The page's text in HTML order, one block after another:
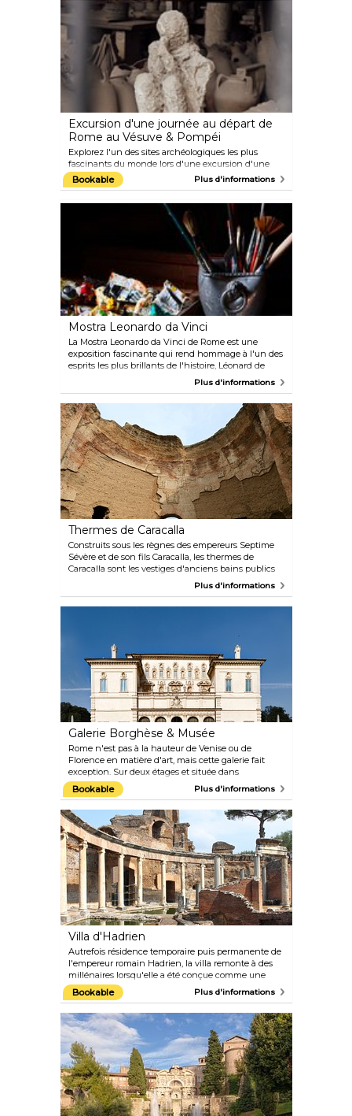
plus célèbres de la ville éternelle, notamment le
Colisée, la sculpture de la bouche de la vérité, le
cirque Maximus, le mont Palatin, la place Saint-
Pierre et la magnifique fontaine de Trevi. Un arrêt
rapide pour une glace et un café est également
inclus.
Excursion d'une journée au départ de
Rome au Vésuve & Pompéi
Explorez l'un des sites archéologiques les plus
fascinants du monde lors d'une excursion d'une
journée à Pompéi au départ de Rome. Suivez un
guide expert qui vous fera découvrir l'histoire
ville de Pompéi et ses environs. Promenez-vous
dans les rues pavées pour voir les ruines du forum,
des bains publics, des maisons individuelles et
même d'un bordel. De plus, faites une randonnée
sur le flanc du volcan, marchez le long de sa crête,
admirez le cratère, puis profitez d'une vue
spectaculaire sur la baie de Naples.
Bookable Plus d'informations
Mostra Leonardo da Vinci
La Mostra Leonardo da Vinci de Rome est une
exposition fascinante qui rend hommage à l'un des
esprits les plus brillants de l'histoire, Léonard de
Vinci. Située au cœur de Rome, cette vitrine
extraordinaire célèbre les contributions inégalées du
maître de la Renaissance à l'art, à la science et à
l'invention. Grâce à une collection remarquable de
ses dessins, inventions et œuvres d'art, les visiteurs
sont transportés dans le monde de Léonard de
Vinci et peuvent apprécier de façon approfondie ses
idées innovantes et ses concepts visionnaires.
Plus d'informations
Thermes de Caracalla
Construits sous les règnes des empereurs Septime
Sévère et de son fils Caracalla, les thermes de
Caracalla sont les vestiges d'anciens bains publics
qui fonctionnaient autrefois. Il s'agit, à ce jour, de
subsistants de pareille structure.
Plus d'informations
Galerie Borghèse & Musée
Rome n'est pas à la hauteur de Venise ou de
Florence en matière d'art, mais cette galerie fait
exception. Sur deux étages et située dans
l'ancienne Villa Borghese Pinciana, la galerie
expose des chefs-d'œuvre d'artistes renommés tels
que Botticelli, Raphael, Caravaggio, Rubens et
Tiziano. Les jardins adjacents sont aussi
époustouflants que les œuvres d'art présentées
dans la galerie.
Bookable Plus d'informations
Villa d'Hadrien
Autrefois résidence temporaire puis permanente de
l'empereur romain Hadrien, la villa remonte à des
millénaires lorsqu'elle a été conçue comme une
« ville idéale » avec ses bains, ses piscines, ses
fontaines et ses jardins luxuriants. La structure
combinait des éléments d'influences grecques,
romaines et égyptiennes. Depuis 1999, la villa
d'Hadrien figure sur la liste du patrimoine mondial
de l'UNESCO.
Bookable Plus d'informations